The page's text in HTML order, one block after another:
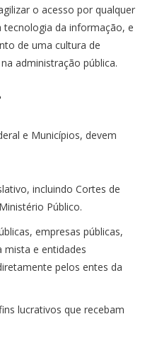
o acesso por qualquer
tecnologia da informação, e
de uma cultura de
administração pública.
e Municípios, devem
incluindo Cortes de
Público.
empresas públicas,
mista e entidades
pelos entes da
lucrativos que recebam